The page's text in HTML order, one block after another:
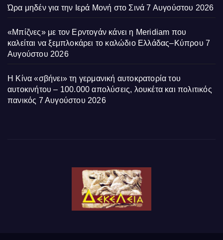
Ώρα μηδέν για την Ιερά Μονή στο Σινά 7 Αυγούστου 2026
«Μπίζνες» με τον Ερντογάν κάνει η Meridiam που
καλείται να ξεμπλοκάρει το καλώδιο Ελλάδας–Κύπρου 7
Αυγούστου 2026
Η Κίνα «σβήνει» τη γερμανική αυτοκρατορία του
αυτοκινήτου – 100.000 απολύσεις, λουκέτα και πολιτικός
πανικός 7 Αυγούστου 2026